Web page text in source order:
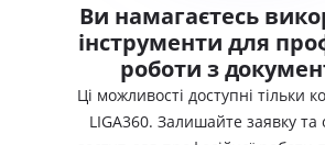
Ви намагаєтесь
інструменти для
роботи з
Ці можливості доступні тільки
LIGA360. Залишайте заявку